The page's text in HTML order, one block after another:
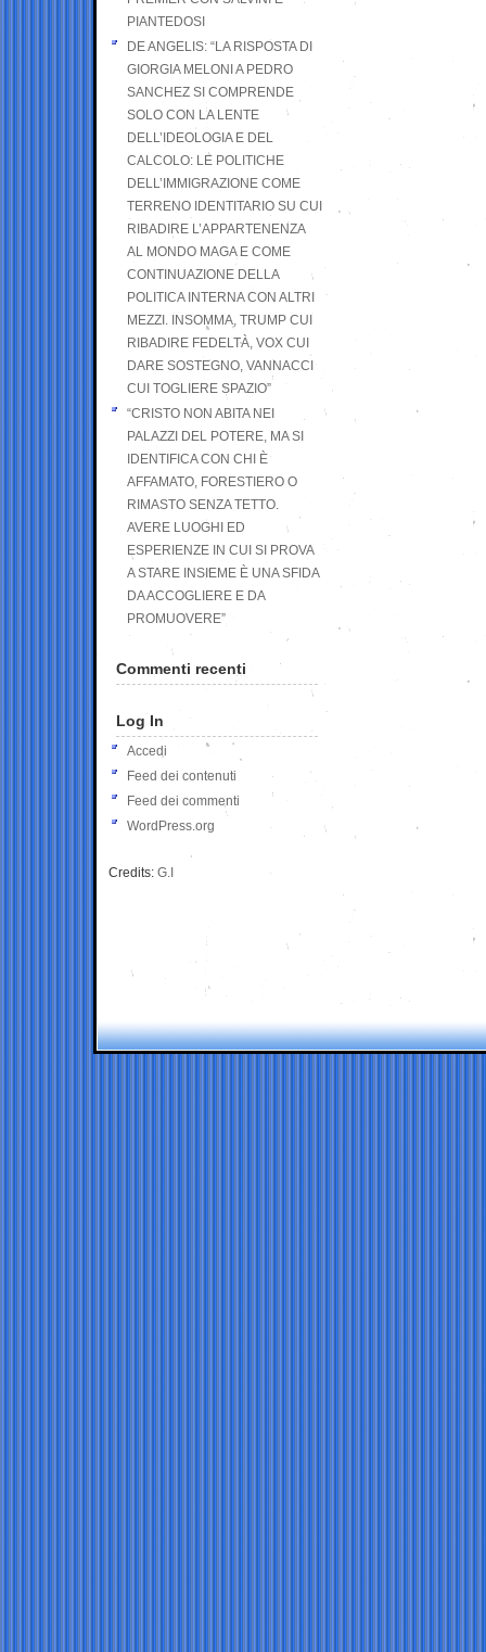
PIANTEDOSI
DE ANGELIS: “LA RISPOSTA DI
GIORGIA MELONI A PEDRO
SANCHEZ SI COMPRENDE
SOLO CON LA LENTE
DELL’IDEOLOGIA E DEL
CALCOLO: LE POLITICHE
DELL’IMMIGRAZIONE COME
TERRENO IDENTITARIO SU CUI
RIBADIRE L’APPARTENENZA
AL MONDO MAGA E COME
CONTINUAZIONE DELLA
POLITICA INTERNA CON ALTRI
MEZZI. INSOMMA, TRUMP CUI
RIBADIRE FEDELTÀ, VOX CUI
DARE SOSTEGNO, VANNACCI
CUI TOGLIERE SPAZIO”
“CRISTO NON ABITA NEI
PALAZZI DEL POTERE, MA SI
IDENTIFICA CON CHI È
AFFAMATO, FORESTIERO O
RIMASTO SENZA TETTO.
AVERE LUOGHI ED
ESPERIENZE IN CUI SI PROVA
A STARE INSIEME È UNA SFIDA
DA ACCOGLIERE E DA
PROMUOVERE”
Commenti recenti
Log In
Accedi
Feed dei contenuti
Feed dei commenti
WordPress.org
Credits: G.I